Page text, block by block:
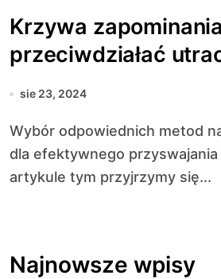
Krzywa
przeciwdziałać
sie 23, 2024
Wybór odpowiednich metod nauki jest kluczowy
dla efektywnego przyswajania
artykule tym przyjrzymy się...
Najnowsze wpisy